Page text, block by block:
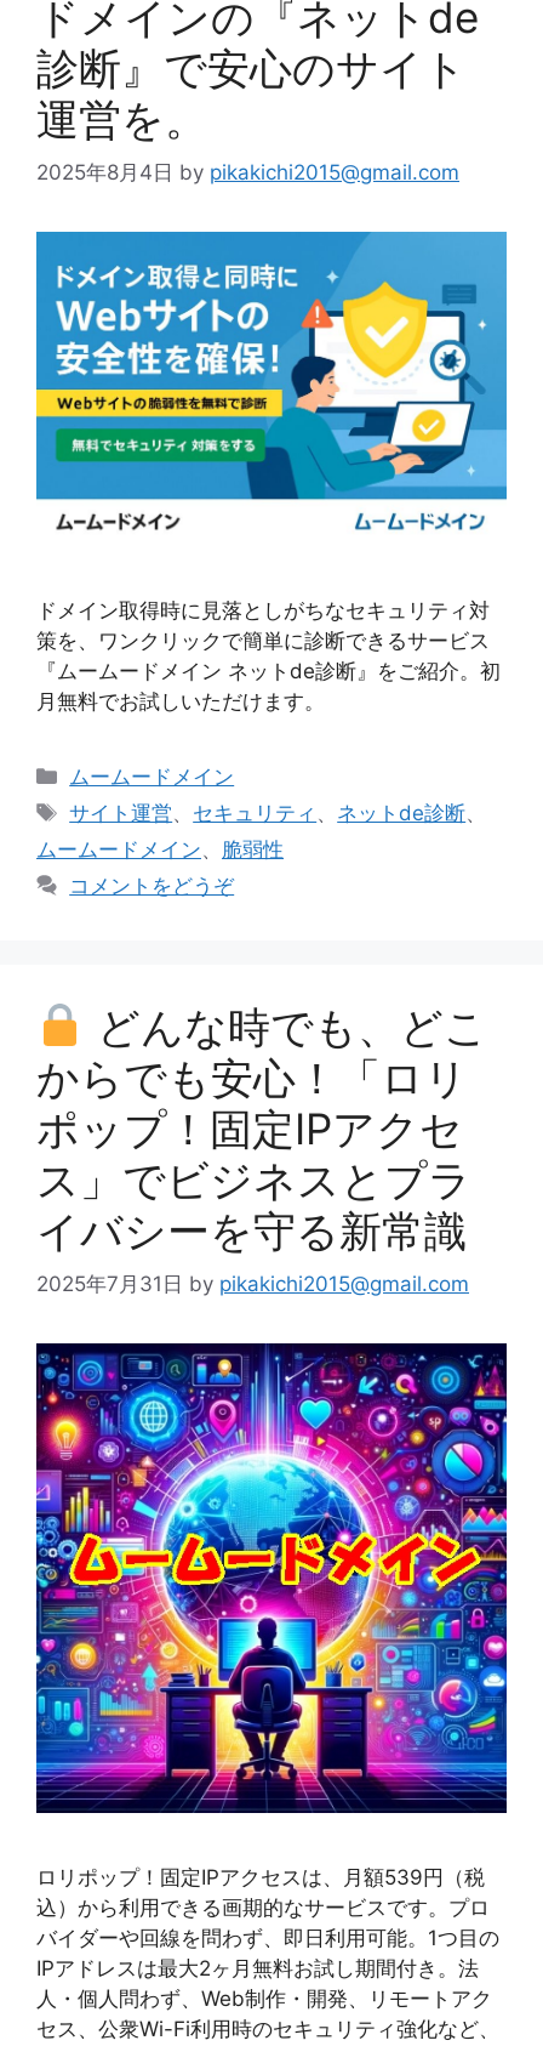
ドメインの『ネットde
診断』で安心のサイト
運営を。
2025年8月4日 by pikakichi2015@gmail.com
ドメイン取得時に見落としがちなセキュリティ対
策を、ワンクリックで簡単に診断できるサービス
『ムームードメイン ネットde診断』をご紹介。初
月無料でお試しいただけます。
カ
テ
ゴ
リ
ー
ムームードメイン
タ
グ
サイト運営、 セキュリティ 、 ネットde診断、
ムームードメイン、 脆弱性
コメントをどうぞ
どんな時でも、どこ
からでも安心！「ロリ
ポップ！固定IPアクセ
ス」でビジネスとプラ
イバシーを守る新常識
2025年7月31日 by pikakichi2015@gmail.com
ロリポップ！固定IPアクセスは、月額539円（税
込）から利用できる画期的なサービスです。プロ
バイダーや回線を問わず、即日利用可能。1つ目の
IPアドレスは最大2ヶ月無料お試し期間付き。法
人・個人問わず、Web制作・開発、リモートアク
セス、公衆Wi-Fi利用時のセキュリティ強化など、